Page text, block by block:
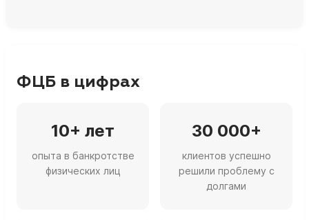
ФЦБ в цифрах
10+ лет
опыта в банкротстве
физических лиц
30 000+
клиентов успешно
решили проблему с
долгами